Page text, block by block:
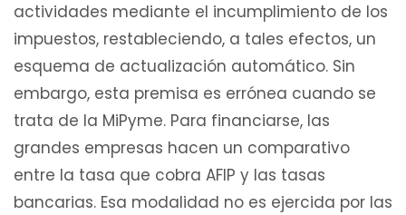
actividades mediante el incumplimiento de los
impuestos, restableciendo, a tales efectos, un
esquema de actualización automático. Sin
embargo, esta premisa es errónea cuando se
trata de la MiPyme. Para financiarse, las
grandes empresas hacen un comparativo
entre la tasa que cobra AFIP y las tasas
bancarias. Esa modalidad no es ejercida por las